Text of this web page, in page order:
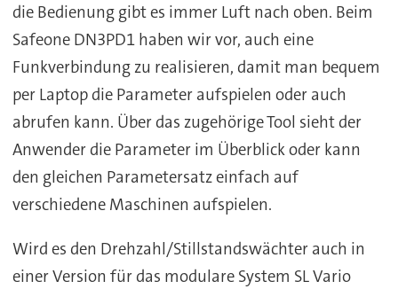
die Bedienung gibt es immer Luft nach oben. Beim
Safeone DN3PD1 haben wir vor, auch eine
Funkverbindung zu realisieren, damit man bequem
per Laptop die Parameter aufspielen oder auch
abrufen kann. Über das zugehörige Tool sieht der
Anwender die Parameter im Überblick oder kann
den gleichen Parametersatz einfach auf
verschiedene Maschinen aufspielen.
Wird es den Drehzahl/Stillstandswächter auch in
einer Version für das modulare System SL Vario